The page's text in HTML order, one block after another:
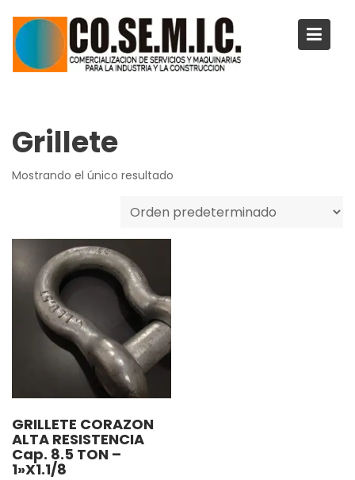
contenido
Grillete
Mostrando el único resultado
GRILLETE CORAZON
ALTA RESISTENCIA
Cap. 8.5 TON –
1»X1.1/8